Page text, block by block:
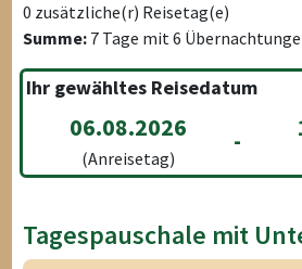
0 zusätzliche(r) Reisetag(e)
Summe: 7 Tage mit6
Ihr gewähltes Reisedatum
06.08.2026
(Anreisetag)
-
Tagespauschale mit